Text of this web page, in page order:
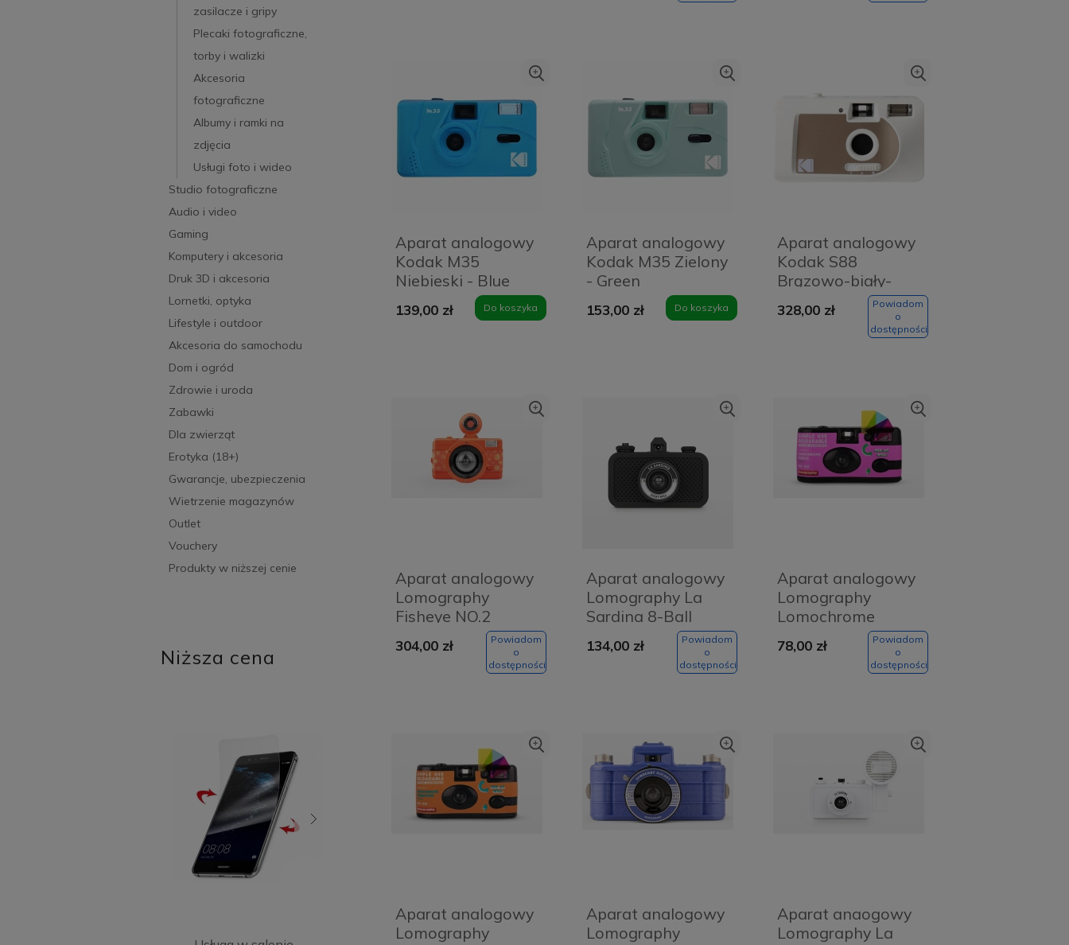
zasilacze i gripy
Plecaki fotograficzne,
torby i walizki
Akcesoria
fotograficzne
Albumy i ramki na
zdjęcia
Usługi foto i wideo
Studio fotograficzne
Audio i video
Gaming
Komputery i akcesoria
Druk 3D i akcesoria
Lornetki, optyka
Lifestyle i outdoor
Akcesoria do samochodu
Dom i ogród
Zdrowie i uroda
Zabawki
Dla zwierząt
Erotyka (18+)
Gwarancje, ubezpieczenia
Wietrzenie magazynów
Outlet
Vouchery
Produkty w niższej cenie
Niższa cena
Aparat analogowy
Kodak M35
Niebieski - Blue
139,00 zł Do koszyka
Aparat analogowy
Kodak M35 Zielony
- Green
153,00 zł Do koszyka
Aparat analogowy
Kodak S88
Brązowo-biały-
Brown and white
328,00 zł
Powiadom
o
dostępności
Aparat analogowy
Lomography
Fisheye NO.2
PAPAYA POP
304,00 zł
Powiadom
o
dostępności
Aparat analogowy
Lomography La
Sardina 8-Ball
czarny - black
134,00 zł
Powiadom
o
dostępności
Aparat analogowy
Lomography
Lomochrome
78,00 zł
Powiadom
o
dostępności
Aparat analogowy
Lomography
Aparat analogowy
Lomography
Aparat anaogowy
Lomography La